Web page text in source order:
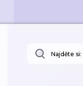
Najděte si: